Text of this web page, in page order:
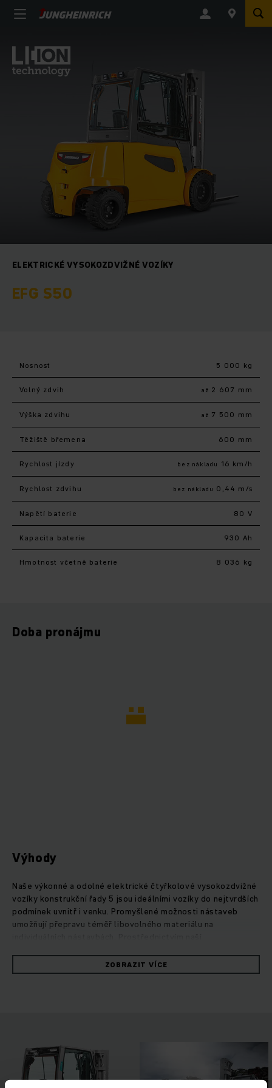
ELEKTRICKÉ VYSOKOZDVIŽNÉ VOZÍKY
EFG S50
Nosnost 5 000 kg
Volný zdvih až 2 607 mm
Výška zdvihu až 7 500 mm
Těžiště břemena 600 mm
Rychlost jízdy bez nákladu 16 km/h
Rychlost zdvihu bez nákladu 0,44 m/s
Napětí baterie 80 V
Kapacita baterie 930 Ah
Hmotnost včetně baterie 8 036 kg
Doba pronájmu
Výhody
Naše výkonné a odolné elektrické čtyřkolové vysokozdvižné
vozíky konstrukční řady 5 jsou ideálními vozíky do nejtvrdších
podmínek uvnitř i venku. Promyšlené možnosti nástaveb
umožňují přepravu téměř libovolného materiálu na
vozíky tyto úkoly s optimalizovaným využitím energie a
nákladů. Doložení měření podle cyklu VDI: Při nejvyšším
výkonu. Nejrůznější asistenční systémy a možnosti vybavení
zaručují bezpečnou a efektivní práci i za extrémních
podmínek. Ergonomicky propracované vozíky EFG konstrukční
ZOBRAZIT VÍCE